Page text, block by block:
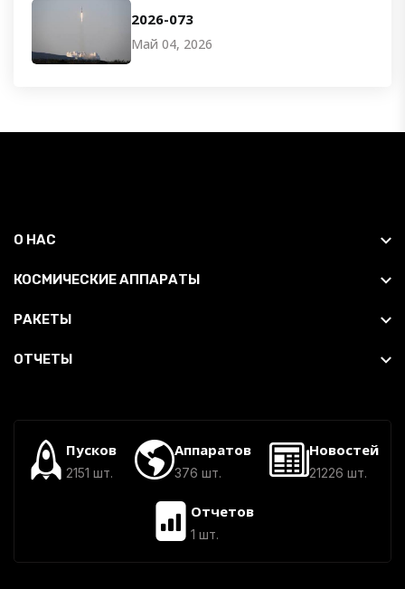
2026-073
Май 04, 2026
О НАС
КОСМИЧЕСКИЕ АППАРАТЫ
РАКЕТЫ
ОТЧЕТЫ
Пусков
2151 шт.
Аппаратов
376 шт.
Новостей
21226 шт.
Отчетов
1 шт.